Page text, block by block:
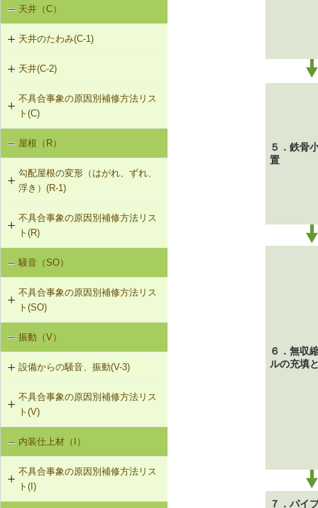
G-2-702 Uカットモルタル充填工法
（ALCパネル）
（ALCパネル）
G-2-704 充填工法（ALCパネル）
内壁の傾斜（N-1）
天井（C）
天井のたわみ(C-1)
C-1-701 天井下地材・仕上材の張替
え
天井(C-2)
C-2-001 天井仕上材の張替え
不具合事象の原因別補修方法リス
ト(C)
天井のたわみ（C-1）
屋根（R）
勾配屋根の変形（はがれ、ずれ、
浮き）(R-1)
R-1-401 母屋・たる木の交換
R-1-601 屋根下地材・ふき材の交換
不具合事象の原因別補修方法リス
ト(R)
勾配屋根の変形（変形及び屋根ふき
材のはがれ、ずれ、浮き）（R-1）
騒音（SO）
不具合事象の原因別補修方法リス
ト(SO)
界床に係る遮音不良（床歩行音等の
床衝撃音）（SO-1）
振動（V）
設備からの騒音、振動(V-3)
V-3-001 換気扇・ダクト等の交換工
事
V-3-002 水栓の取付け直し
V-3-003 器具用通気弁の取付け
V-3-004 遮音性能のある換気フード
不具合事象の原因別補修方法リス
ト(V)
床振動（V-1）
水平振動（V-2）
設備からの騒音、振動（V-3）
内装仕上材（I）
不具合事象の原因別補修方法リス
ト(I)
５．鉄骨
置
６．無収
ルの充填
７．パイ